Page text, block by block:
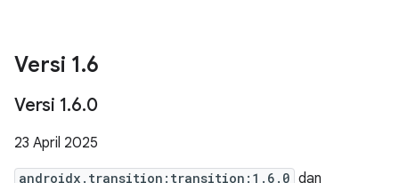
Versi 1.6
Versi 1.6.0
23 April 2025
androidx.transition:transition:1.6.0 dan